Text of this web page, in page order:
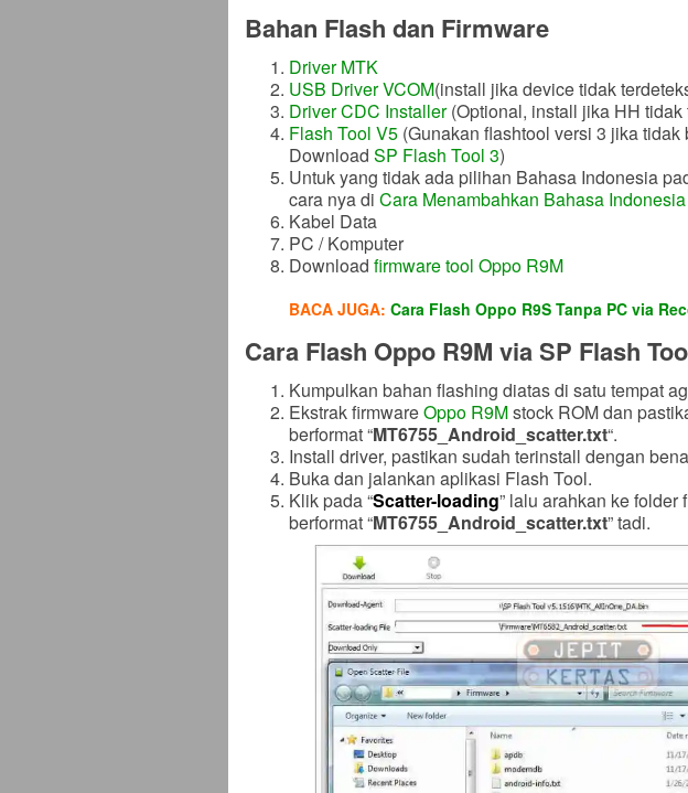
Bahan Flash dan Firmware
Driver MTK
USB Driver VCOM(install jika device tidak
Driver CDC Installer(Optional, install jika HH tidak
Flash Tool V5 (Gunakan flashtool versi 3 jika tidak
Download SP Flash Tool 3)
Untuk yang tidak ada pilihan Bahasa Indonesia
cara nya di Cara Menambahkan Bahasa
Kabel Data
PC / Komputer
Download firmware tool Oppo R9M
BACA JUGA: Cara Flash Oppo R9S Tanpa PC via
Cara Flash Oppo R9M via SP Flash
Kumpulkan bahan flashing diatas di satu tempat
Ekstrak firmwareOppo R9Mstock ROM dan
berformat “MT6755_Android_scatter.txt“.
Install driver, pastikan sudah terinstall dengan
Buka dan jalankan aplikasi Flash Tool.
Klik pada “Scatter-loading” lalu arahkan ke
berformat “MT6755_Android_scatter.txt” tadi.